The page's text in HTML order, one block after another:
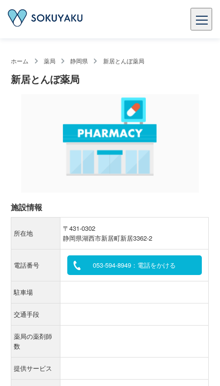
ホーム 薬局 静岡県 新居とんぼ薬局
新居とんぼ薬局
施設情報
所在地
〒431-0302
静岡県湖西市新居町新居3362-2
電話番号 053-594-8949：電話をかける
駐車場
交通手段
薬局の薬剤師
数
提供サービス